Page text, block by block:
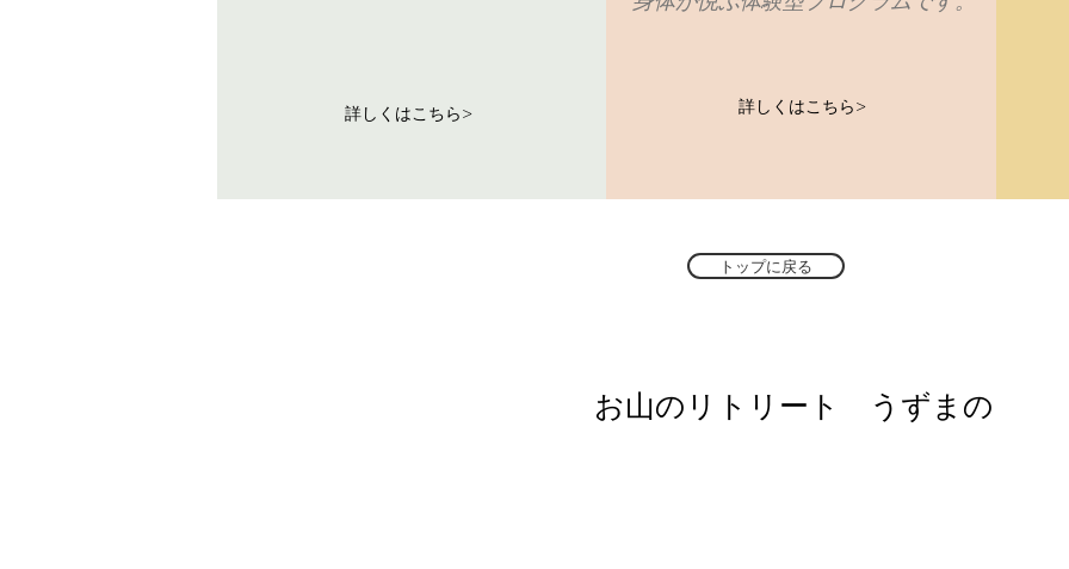
詳しくはこちら> 詳しくはこちら>
トップに戻る
​お山のリトリート うずまの